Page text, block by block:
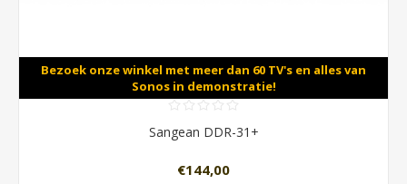
Bezoek onze winkel met meer dan 60 TV's en alles van
Sonos in demonstratie!
Sangean DDR-31+
€144,00